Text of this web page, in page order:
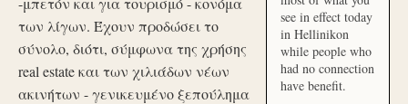
των λίγων. Έχουν προδώσει το
σύνολο, διότι, σύμφωνα της χρήσης
real estate και των χιλιάδων νέων
ακινήτων - γενικευμένο ξεπούλημα
see in effect today
in Hellinikon
while people who
had no connection
have benefit.